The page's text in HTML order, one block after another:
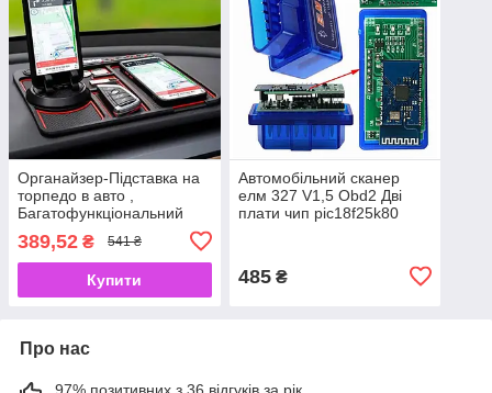
Органайзер-Підставка на
торпедо в авто ,
Багатофункціональний
приладів в автомобіль
389,52 ₴ 541 ₴
Купити
Автомобільний сканер
елм 327 V1,5 Obd2 Дві
плати чип pic18f25k80
485₴
Про нас
97% позитивних з 36 відгуків за рік